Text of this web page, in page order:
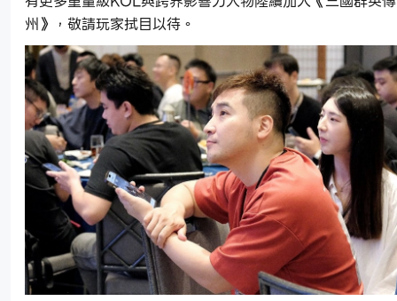
州》，敬請玩家拭目以待。